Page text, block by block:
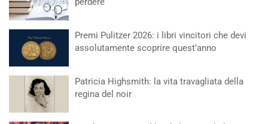
Premi Pulitzer 2026: i libri vincitori che devi
assolutamente scoprire quest’anno
Patricia Highsmith: la vita travagliata della
regina del noir